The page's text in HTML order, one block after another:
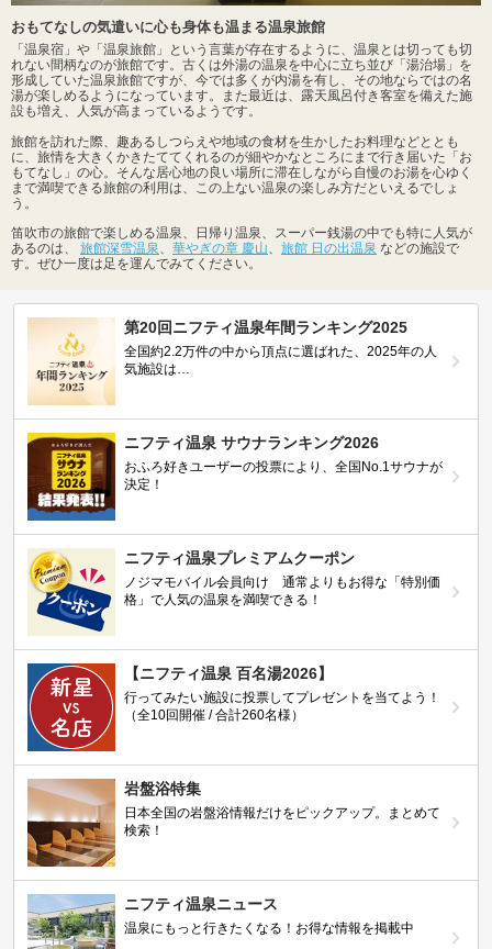
おもてなしの気遣いに心も身体も温まる温泉旅館
「温泉宿」や「温泉旅館」という言葉が存在するように、温泉とは切っても切
れない間柄なのが旅館です。古くは外湯の温泉を中心に立ち並び「湯治場」を
形成していた温泉旅館ですが、今では多くが内湯を有し、その地ならではの名
湯が楽しめるようになっています。また最近は、露天風呂付き客室を備えた施
設も増え、人気が高まっているようです。
旅館を訪れた際、趣あるしつらえや地域の食材を生かしたお料理などととも
に、旅情を大きくかきたててくれるのが細やかなところにまで行き届いた「お
もてなし」の心。そんな居心地の良い場所に滞在しながら自慢のお湯を心ゆく
まで満喫できる旅館の利用は、この上ない温泉の楽しみ方だといえるでしょ
う。
笛吹市の旅館で楽しめる温泉、日帰り温泉、スーパー銭湯の中でも特に人気が
あるのは、 旅館深雪温泉 華やぎの章 慶山 旅館 日の出温泉 などの施設で
す。ぜひ一度は足を運んでみてください。
第20回ニフティ温泉年間ランキング2025
全国約2.2万件の中から頂点に選ばれた、2025年の人
気施設は…
ニフティ温泉 サウナランキング2026
おふろ好きユーザーの投票により、全国No.1サウナが
決定！
ニフティ温泉プレミアムクーポン
ノジマモバイル会員向け 通常よりもお得な「特別価
格」で人気の温泉を満喫できる！
【ニフティ温泉 百名湯2026】
行ってみたい施設に投票してプレゼントを当てよう！
（全10回開催 / 合計260名様）
岩盤浴特集
日本全国の岩盤浴情報だけをピックアップ。まとめて
検索！
ニフティ温泉ニュース
温泉にもっと行きたくなる！お得な情報を掲載中